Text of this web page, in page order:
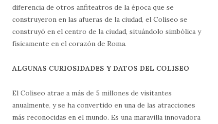
diferencia de otros anfiteatros de la época que se
construyeron en las afueras de la ciudad, el Coliseo se
construyó en el centro de la ciudad, situándolo simbólica y
físicamente en el corazón de Roma.
ALGUNAS CURIOSIDADES Y DATOS DEL COLISEO
El Coliseo atrae a más de 5 millones de visitantes
anualmente, y se ha convertido en una de las atracciones
más reconocidas en el mundo. Es una maravilla innovadora